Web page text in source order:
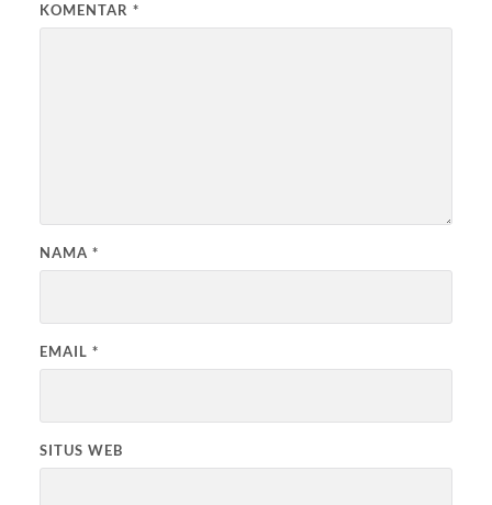
KOMENTAR *
NAMA *
EMAIL *
SITUS WEB